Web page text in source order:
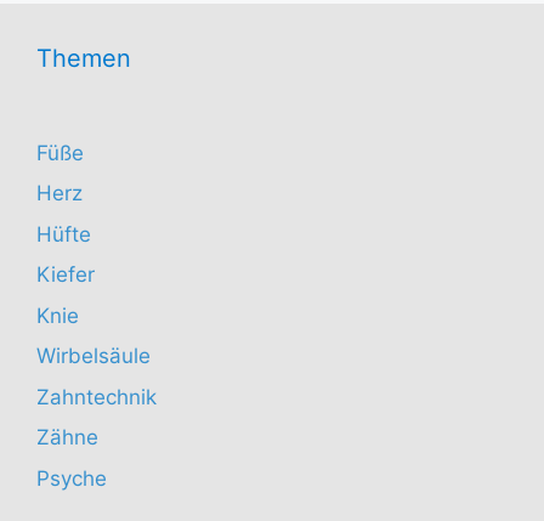
Themen
Füße
Herz
Hüfte
Kiefer
Knie
Wirbelsäule
Zahntechnik
Zähne
Psyche